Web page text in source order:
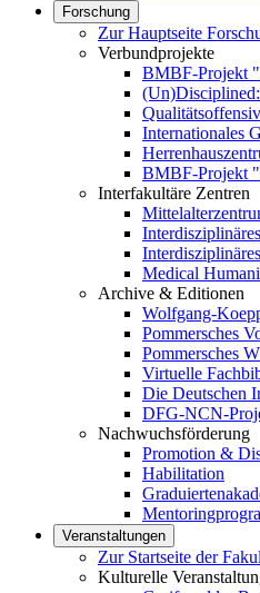
Forschung
Zur Hauptseite
Verbundprojekte
BMBF-Projekt
Internationales
BMBF-Projekt
Interfakultäre Zentren
Medical
Archive & Editionen
Wolfgang-
Pommersches
Pommersches
Virtuelle
Die Deutschen
DFG-NCN-
Nachwuchsförderung
Promotion &
Habilitation
Veranstaltungen
Zur Startseite der
Kulturelle